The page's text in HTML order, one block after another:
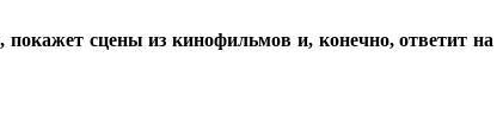
покажет сцены из кинофильмов и, конечно, ответит на